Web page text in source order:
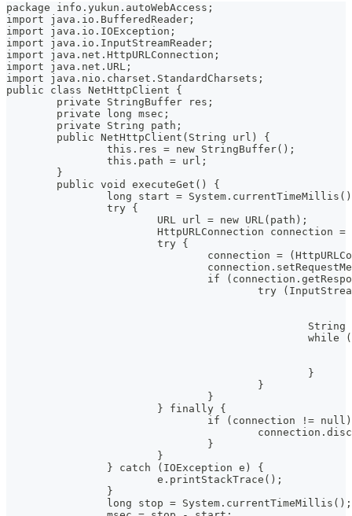
package info.yukun.autoWebAccess;
import java.io.BufferedReader;
import java.io.IOException;
import java.io.InputStreamReader;
import java.net.HttpURLConnection;
import java.net.URL;
import java.nio.charset.StandardCharsets;
public class NetHttpClient {
	private StringBuffer res;
	private long msec;
	private String path;
	public NetHttpClient(String url) {
		this.res = new StringBuffer();
		this.path = url;
	}
	public void executeGet() {
long start =
		try {
			URL url = new URL(path);
HttpURLConnection connection =
			try {
connection =
if
try
						}
					}
				}
			} finally {
if (connection !=
				}
			}
		} catch (IOException e) {
			e.printStackTrace();
		}
		long stop = System.currentTimeMillis();